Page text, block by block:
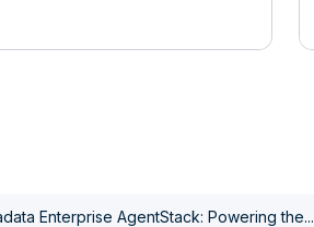
Enterprise AgentStack: Powering the...